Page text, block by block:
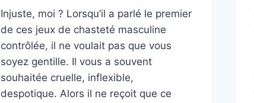
Injuste, moi ? Lorsqu’il a parlé le premier
de ces jeux de chasteté masculine
contrôlée, il ne voulait pas que vous
soyez gentille. Il vous a souvent
souhaitée cruelle, inflexible,
despotique. Alors il ne reçoit que ce